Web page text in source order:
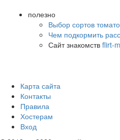
полезно
Выбор сортов
Чем подкормить
Сайт знакомств flirt-
Карта сайта
Контакты
Правила
Хостерам
Вход